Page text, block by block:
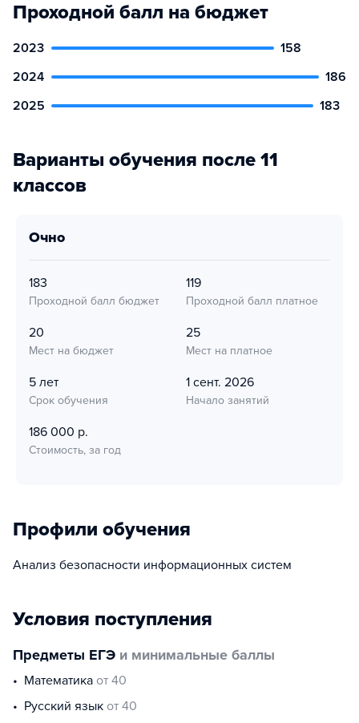
Проходной балл на бюджет
2023
158
2024
186
2025
183
Варианты обучения после 11
классов
очно
183
Проходной балл бюджет
119
Проходной балл платное
20
Мест на бюджет
25
Мест на платное
5 лет
Срок обучения
1 сент. 2026
Начало занятий
186 000 р.
Стоимость, за год
Профили обучения
Анализ безопасности информационных систем
Условия поступления
Предметы ЕГЭ и минимальные баллы
математика от 40
русский язык от 40